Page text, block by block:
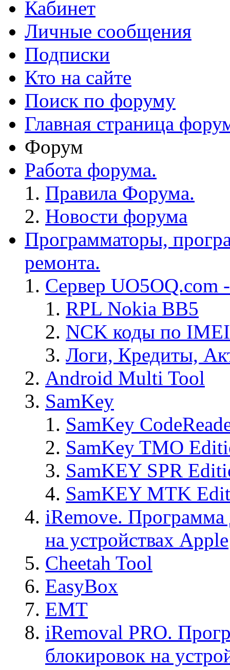
Кабинет
Личные сообщения
Подписки
Кто на сайте
Поиск по форуму
Главная страница
Форум
Работа форума.
Правила Форума.
Новости форума
Программаторы,
ремонта.
Сервер
RPL Nokia BB5
NCK коды по IMEI
Логи, Кредиты,
Android Multi Tool
SamKey
SamKey
SamKey TMO
SamKEY SPR
SamKEY MTK
iRemove. Программа
на устройствах Apple
Cheetah Tool
EasyBox
EMT
iRemoval PRO.
блокировок на